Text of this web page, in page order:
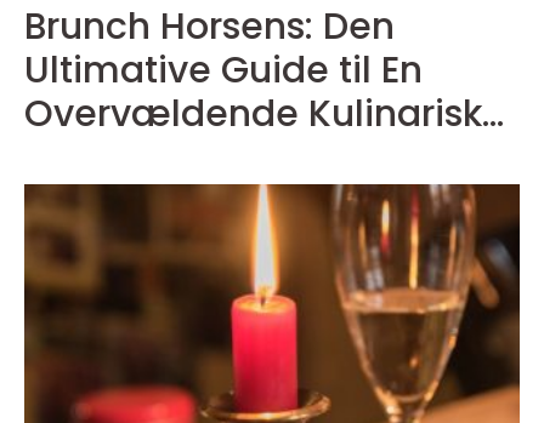
Brunch Horsens: Den
Ultimative Guide til En
Overvældende Kulinarisk